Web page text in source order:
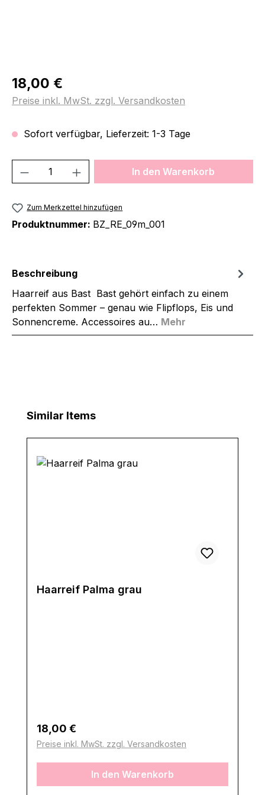
Regulärer Preis:
18,00 €
Preise inkl. MwSt. zzgl. Versandkosten
Sofort verfügbar, Lieferzeit: 1-3 Tage
Produkt Anzahl: Gib denIn den Warenkorb
Zum Merkzettel hinzufügen
Produktnummer: BZ_RE_09m_001
Beschreibung
Haarreif aus Bast Bast gehört einfach zu einem
perfekten Sommer – genau wie Flipflops, Eis und
Sonnencreme. Accessoires au… Mehr
Produktgalerie überspringen
Similar Items
Haarreif Palma grau
Regulärer Preis:
18,00 €
Preise inkl. MwSt. zzgl. Versandkosten
In den Warenkorb